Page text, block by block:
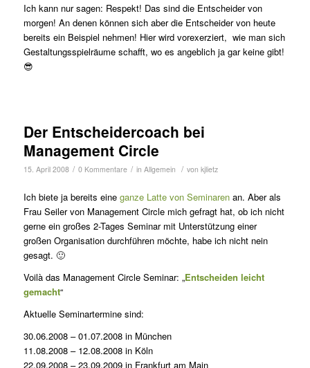
Ich kann nur sagen: Respekt! Das sind die Entscheider von
morgen! An denen können sich aber die Entscheider von heute
bereits ein Beispiel nehmen! Hier wird vorexerziert, wie man sich
Gestaltungsspielräume schafft, wo es angeblich ja gar keine gibt!
😎
Der Entscheidercoach bei
Management Circle
15. April 2008 / 0 Kommentare / in Allgemein / von kjlietz
Ich biete ja bereits eine ganze Latte von Seminarenan. Aber als
Frau Seiler von Management Circle mich gefragt hat, ob ich nicht
gerne ein großes 2-Tages Seminar mit Unterstützung einer
großen Organisation durchführen möchte, habe ich nicht nein
gesagt. 🙂
Voilà das Management Circle Seminar: „Entscheiden leicht
gemacht“
Aktuelle Seminartermine sind:
30.06.2008 – 01.07.2008 in München
11.08.2008 – 12.08.2008 in Köln
22.09.2008 – 23.09.2009 in Frankfurt am Main